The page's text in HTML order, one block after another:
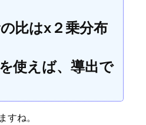
比はχ２乗分布
使えば、導出で
すね。